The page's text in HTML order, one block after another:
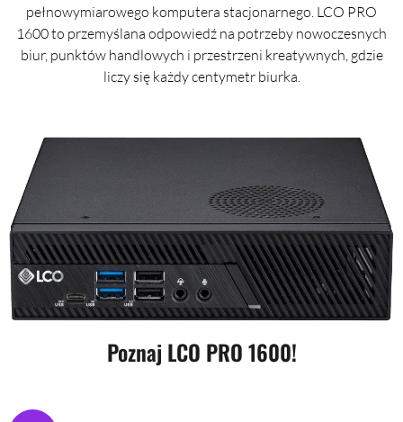
pełnowymiarowego komputera stacjonarnego. LCO PRO
1600 to przemyślana odpowiedź na potrzeby nowoczesnych
biur, punktów handlowych i przestrzeni kreatywnych, gdzie
liczy się każdy centymetr biurka.
Poznaj LCO PRO 1600!